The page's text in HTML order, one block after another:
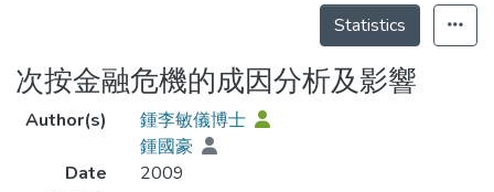
Statistics
次按金融危機的成因分析及影響
Author(s)
鍾李敏儀博士
鍾國豪
Date
2009